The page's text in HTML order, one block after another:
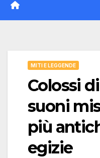
MITI E LEGGENDE
Colossi
suoni
più
egizie